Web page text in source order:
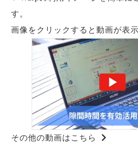
す。
画像をクリックすると動画が表
その他の動画はこちら